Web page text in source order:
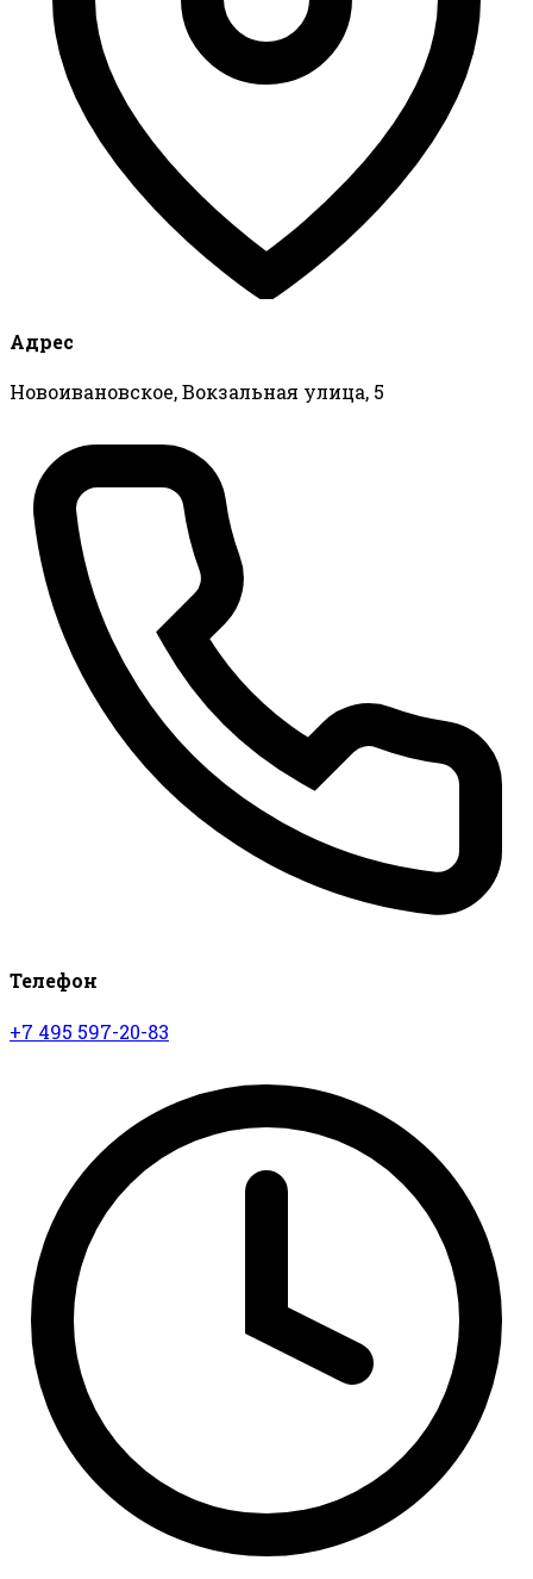
Адрес
Новоивановское, Вокзальная улица, 5
Телефон
+7 495 597-20-83